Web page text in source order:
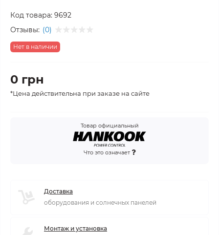
Код товара: 9692
Отзывы: (0)
Нет в наличии
0 грн
*Цена действительна при заказе на сайте
Товар официальный
Что это означает
Доставка
оборудования и солнечных панелей
Монтаж и установка